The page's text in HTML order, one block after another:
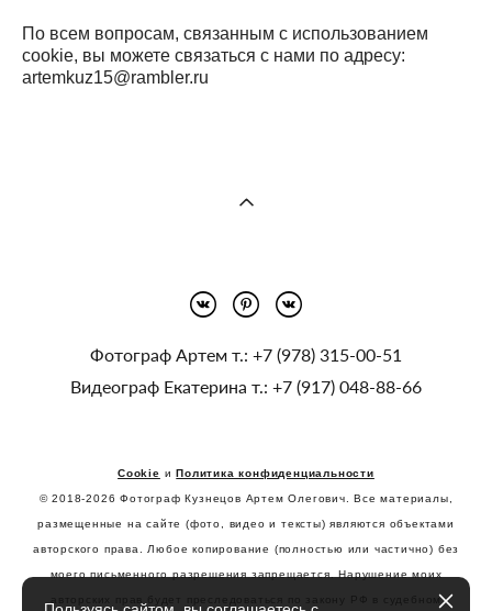
По всем вопросам, связанным с использованием
cookie, вы можете связаться с нами по адресу:
artemkuz15@rambler.ru
Фотограф Артем т.: +7 (978) 315-00-51
Видеограф Екатерина т.: +7 (917) 048-88-66
Cookie иПолитика конфиденциальности
© 2018-2026 Фотограф Кузнецов Артем Олегович. Все материалы,
размещенные на сайте (фото, видео и тексты) являются объектами
авторского права. Любое копирование (полностью или частично) без
моего письменного разрешения запрещается. Нарушение моих
авторских прав будет преследоваться по закону РФ в судебном